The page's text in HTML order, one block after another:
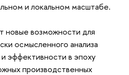
и локальном масштабе.
новые возможности для
осмысленного анализа
эффективности в эпоху
производственных